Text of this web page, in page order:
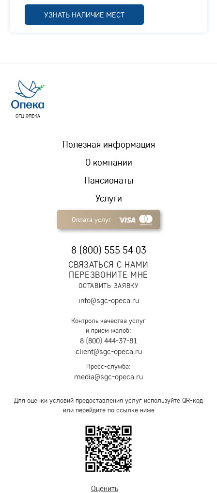
УЗНАТЬ НАЛИЧИЕ МЕСТ
СГЦ ОПЕКА
Пансионаты
Услуги
Полезная информация
О компании
Оплата услуг
8 (800) 555 54 03
СВЯЗАТЬСЯ С НАМИ
ПЕРЕЗВОНИТЕ МНЕ
ОСТАВИТЬ ЗАЯВКУ
info@sgc-opeca.ru
Контроль качества услуг
и прием жалоб:
8 (800) 444-37-81
client@sgc-opeca.ru
Пресс-служба:
media@sgc-opeca.ru
Для оценки условий предоставления услуг используйте QR-код
или перейдите по ссылке ниже
Оценить